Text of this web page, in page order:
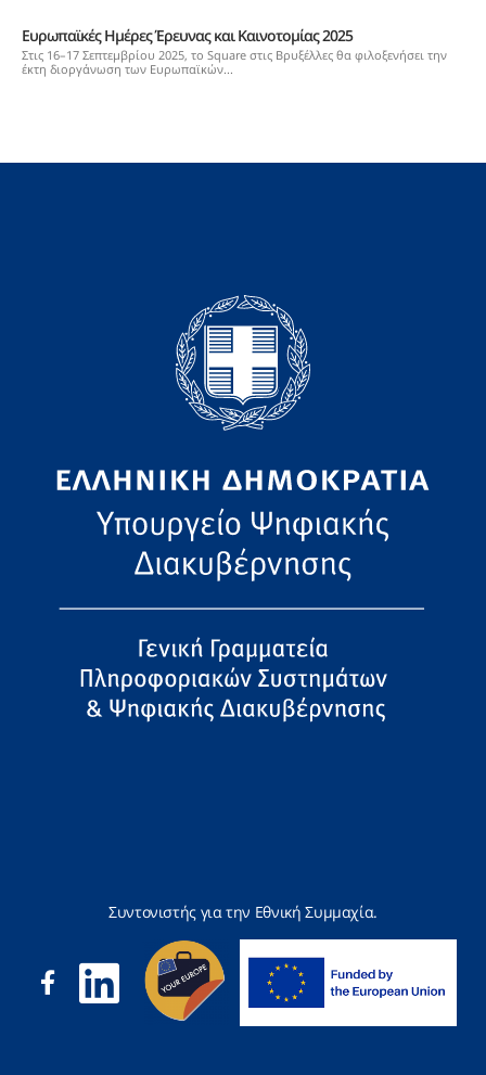
Ευρωπαϊκές Ημέρες Έρευνας και Καινοτομίας 2025
Στις 16–17 Σεπτεμβρίου 2025, το Square στις Βρυξέλλες θα φιλοξενήσει την
έκτη διοργάνωση των Ευρωπαϊκών...
Συντονιστής για την Εθνική Συμμαχία.